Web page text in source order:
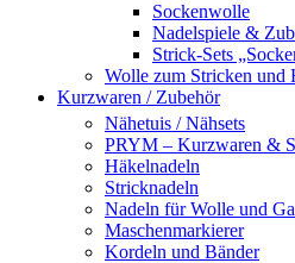
Sockenwolle
Nadelspiele &
Strick-Sets
Wolle zum Stricken und
Kurzwaren / Zubehör
Nähetuis / Nähsets
PRYM – Kurzwaren &
Häkelnadeln
Stricknadeln
Nadeln für Wolle und
Maschenmarkierer
Kordeln und Bänder